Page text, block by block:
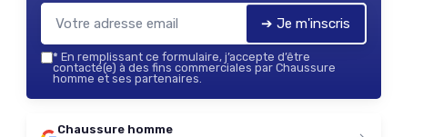
➔ Je m'inscris
* En remplissant ce formulaire, j’accepte d’être
contacté(e) à des fins commerciales par Chaussure
homme et ses partenaires.
Chaussure homme